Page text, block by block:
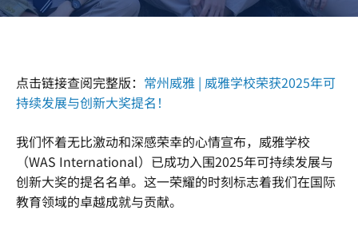
点击链接查阅完整版： 常州威雅 | 威雅学校荣获2025年可
持续发展与创新大奖提名！
我们怀着无比激动和深感荣幸的心情宣布，威雅学校
（WAS International）已成功入围2025年可持续发展与
创新大奖的提名名单。这一荣耀的时刻标志着我们在国际
教育领域的卓越成就与贡献。